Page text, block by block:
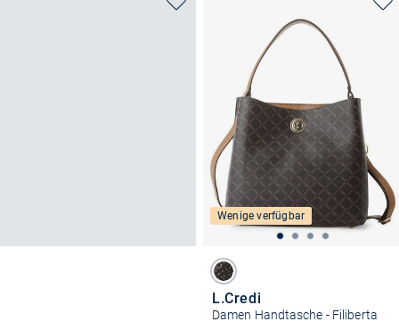
Wenige verfügbar
L.Credi
Damen Handtasche - Filiberta